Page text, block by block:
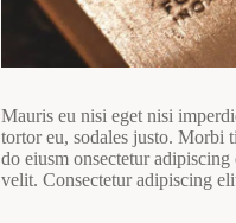
Mauris eu nisi eget nisi
tortor eu, sodales justo. Morbi
do eiusm onsectetur
velit. Consectetur adipiscing